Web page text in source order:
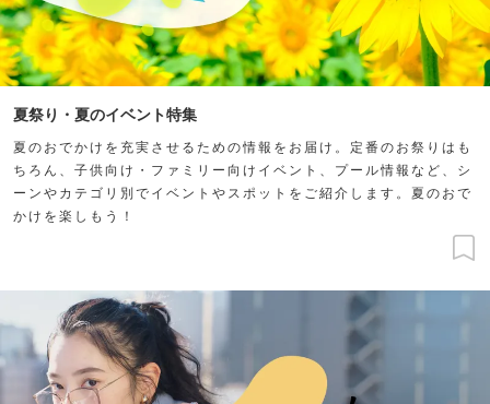
夏祭り・夏のイベント特集
夏のおでかけを充実させるための情報をお届け。定番のお祭りはも
ちろん、子供向け・ファミリー向けイベント、プール情報など、シ
ーンやカテゴリ別でイベントやスポットをご紹介します。夏のおで
かけを楽しもう！